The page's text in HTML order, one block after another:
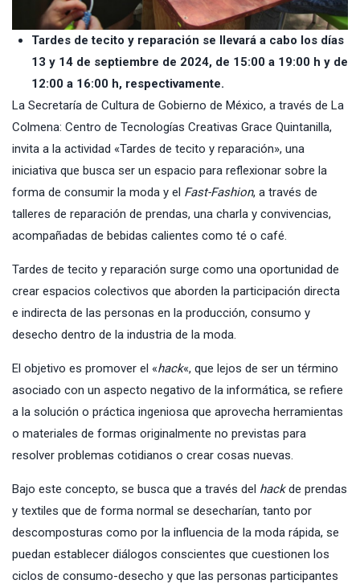
Tardes de tecito y reparación se llevará a cabo los días
13 y 14 de septiembre de 2024, de 15:00 a 19:00 h y de
12:00 a 16:00 h, respectivamente.
La Secretaría de Cultura de Gobierno de México, a través de La
Colmena: Centro de Tecnologías Creativas Grace Quintanilla,
invita a la actividad «Tardes de tecito y reparación», una
iniciativa que busca ser un espacio para reflexionar sobre la
forma de consumir la moda y el Fast-Fashion, a través de
talleres de reparación de prendas, una charla y convivencias,
acompañadas de bebidas calientes como té o café.
Tardes de tecito y reparación surge como una oportunidad de
crear espacios colectivos que aborden la participación directa
e indirecta de las personas en la producción, consumo y
desecho dentro de la industria de la moda.
El objetivo es promover el «hack«, que lejos de ser un término
asociado con un aspecto negativo de la informática, se refiere
a la solución o práctica ingeniosa que aprovecha herramientas
o materiales de formas originalmente no previstas para
resolver problemas cotidianos o crear cosas nuevas.
Bajo este concepto, se busca que a través del hackde prendas
y textiles que de forma normal se desecharían, tanto por
descomposturas como por la influencia de la moda rápida, se
puedan establecer diálogos conscientes que cuestionen los
ciclos de consumo-desecho y que las personas participantes